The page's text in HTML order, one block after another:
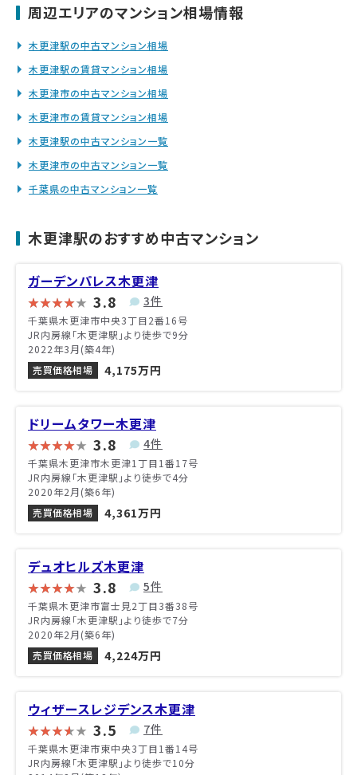
周辺エリアのマンション相場情報
木更津駅の中古マンション相場
木更津駅の賃貸マンション相場
木更津市の中古マンション相場
木更津市の賃貸マンション相場
木更津駅の中古マンション一覧
木更津市の中古マンション一覧
千葉県の中古マンション一覧
木更津駅のおすすめ中古マンション
ガーデンパレス木更津
3.8 3件
千葉県木更津市中央3丁目2番16号
JR内房線「木更津駅」より徒歩で9分
2022年3月(築4年)
売買価格相場
4,175万円
ドリームタワー木更津
3.8 4件
千葉県木更津市木更津1丁目1番17号
JR内房線「木更津駅」より徒歩で4分
2020年2月(築6年)
売買価格相場
4,361万円
デュオヒルズ木更津
3.8 5件
千葉県木更津市富士見2丁目3番38号
JR内房線「木更津駅」より徒歩で7分
2020年2月(築6年)
売買価格相場
4,224万円
ウィザースレジデンス木更津
3.5 7件
千葉県木更津市東中央3丁目1番14号
JR内房線「木更津駅」より徒歩で10分